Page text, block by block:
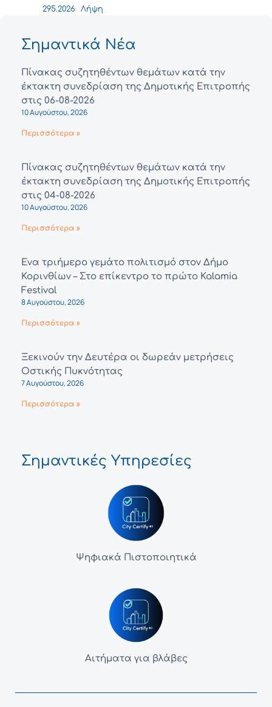
295.2026 Λήψη
Σημαντικά Νέα
Πίνακας συζητηθέντων θεμάτων κατά την
έκτακτη συνεδρίαση της Δημοτικής Επιτροπής
στις 06-08-2026
10 Αυγούστου, 2026
Περισσότερα »
Πίνακας συζητηθέντων θεμάτων κατά την
έκτακτη συνεδρίαση της Δημοτικής Επιτροπής
στις 04-08-2026
10 Αυγούστου, 2026
Περισσότερα »
Ένα τριήμερο γεμάτο πολιτισμό στον Δήμο
Κορινθίων – Στο επίκεντρο το πρώτο Kalamia
Festival
8 Αυγούστου, 2026
Περισσότερα »
Ξεκινούν την Δευτέρα οι δωρεάν μετρήσεις
Οστικής Πυκνότητας
7 Αυγούστου, 2026
Περισσότερα »
Σημαντικές Υπηρεσίες
Ψηφιακά Πιστοποιητικά
Αιτήματα για βλάβες